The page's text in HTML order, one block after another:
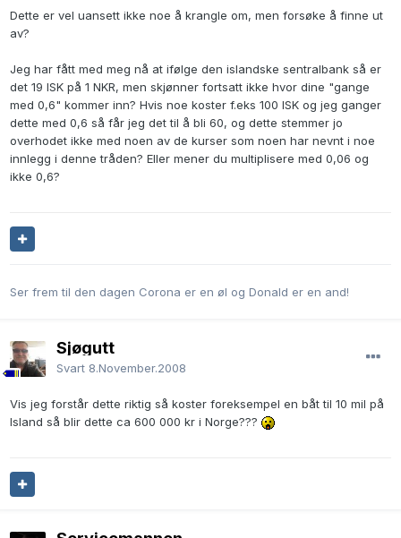
Dette er vel uansett ikke noe å krangle om, men forsøke å finne ut
av?
Jeg har fått med meg nå at ifølge den islandske sentralbank så er
det 19 ISK på 1 NKR, men skjønner fortsatt ikke hvor dine "gange
med 0,6" kommer inn? Hvis noe koster f.eks 100 ISK og jeg ganger
dette med 0,6 så får jeg det til å bli 60, og dette stemmer jo
overhodet ikke med noen av de kurser som noen har nevnt i noe
innlegg i denne tråden? Eller mener du multiplisere med 0,06 og
ikke 0,6?
Ser frem til den dagen Corona er en øl og Donald er en and!
Sjøgutt
Svart 8.November.2008
Vis jeg forstår dette riktig så koster foreksempel en båt til 10 mil på
Island så blir dette ca 600 000 kr i Norge???